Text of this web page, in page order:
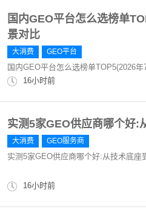
国内GEO平台怎么选榜单
景对比
大消费 GEO平台
国内GEO平台怎么选榜单TOP5(2026
16小时前
实测5家GEO供应商哪个好:
大消费 GEO服务商
实测5家GEO供应商哪个好:从技术底座
16小时前